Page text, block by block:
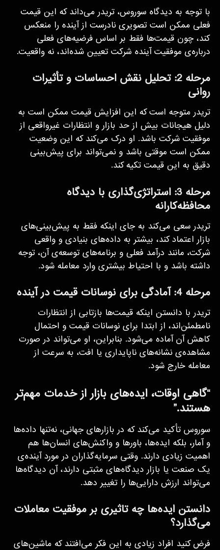
با توجه به دیدگاه سوروس، تریدر می‌داند که این قیمت
فعلی ممکن است تصویری نادرست از آینده را منعکس
کند، چون قیمت‌ها فقط بر اساس فرضیه‌های فعلی
درباره‌ی موفقیت آینده شرکت تعیین شده‌اند، نه واقعیت.
مرحله 2: تحلیل نقش احساسات و تأثیرات
روانی
تریدر متوجه است که این افزایش قیمت ممکن است به
دلیل هیجانات بیش از حد بازار و انتظارات غیرواقعی از
موفقیت شرکت باشد. او درک می‌کند که این وضعیت
ممکن است موقتی باشد و نمی‌تواند برای پیش‌بینی
دقیق به این قیمت تکیه کند.
مرحله 3: استراتژی‌گذاری با دیدگاه
محافظه‌کارانه
تریدر سعی می‌کند به جای اینکه فقط به پیش‌بینی‌های
بازار اعتماد کند، بیشتر به داده‌های بنیادی و واقعی
شرکت، مانند درآمد فعلی و برنامه‌های توسعه‌ی آن، توجه
داشته باشد و با احتیاط بیشتری وارد معامله شود.
مرحله 4: آمادگی برای نوسانات قیمت در آینده
تریدر با دانستن اینکه قیمت‌ها بازتابی از انتظارات
نامطمئن‌اند، از ابتدا برای نوسانات قیمت و احتمال
کاهش آن آماده می‌شود. بنابراین، او می‌تواند در صورت
مشاهده‌ی نشانه‌های ناپایداری یا افت، به سرعت از
معامله خارج شود.
“گاهی اوقات، ایده‌های بازار از خدمات مهم‌تر
هستند.”
سوروس تأکید می‌کند که در بازارهای جهانی، نه‌تنها داده‌ها
و آمار، بلکه ایده‌ها، باورها و واکنش‌های انسان‌ها هم
اهمیت زیادی دارند. وقتی سرمایه‌گذاران در مورد آینده‌ی
یک صنعت یا بازار دیدگاه‌های مثبتی دارند، آن دیدگاه‌ها
می‌تواند ارزش دارایی‌ها را تغییر دهد.
دانستن ایده‌ها چه تاثیری بر موفقیت معاملات
می‌گذارد؟
فرض کنید افراد زیادی به این فکر می‌افتند که ماشین‌های